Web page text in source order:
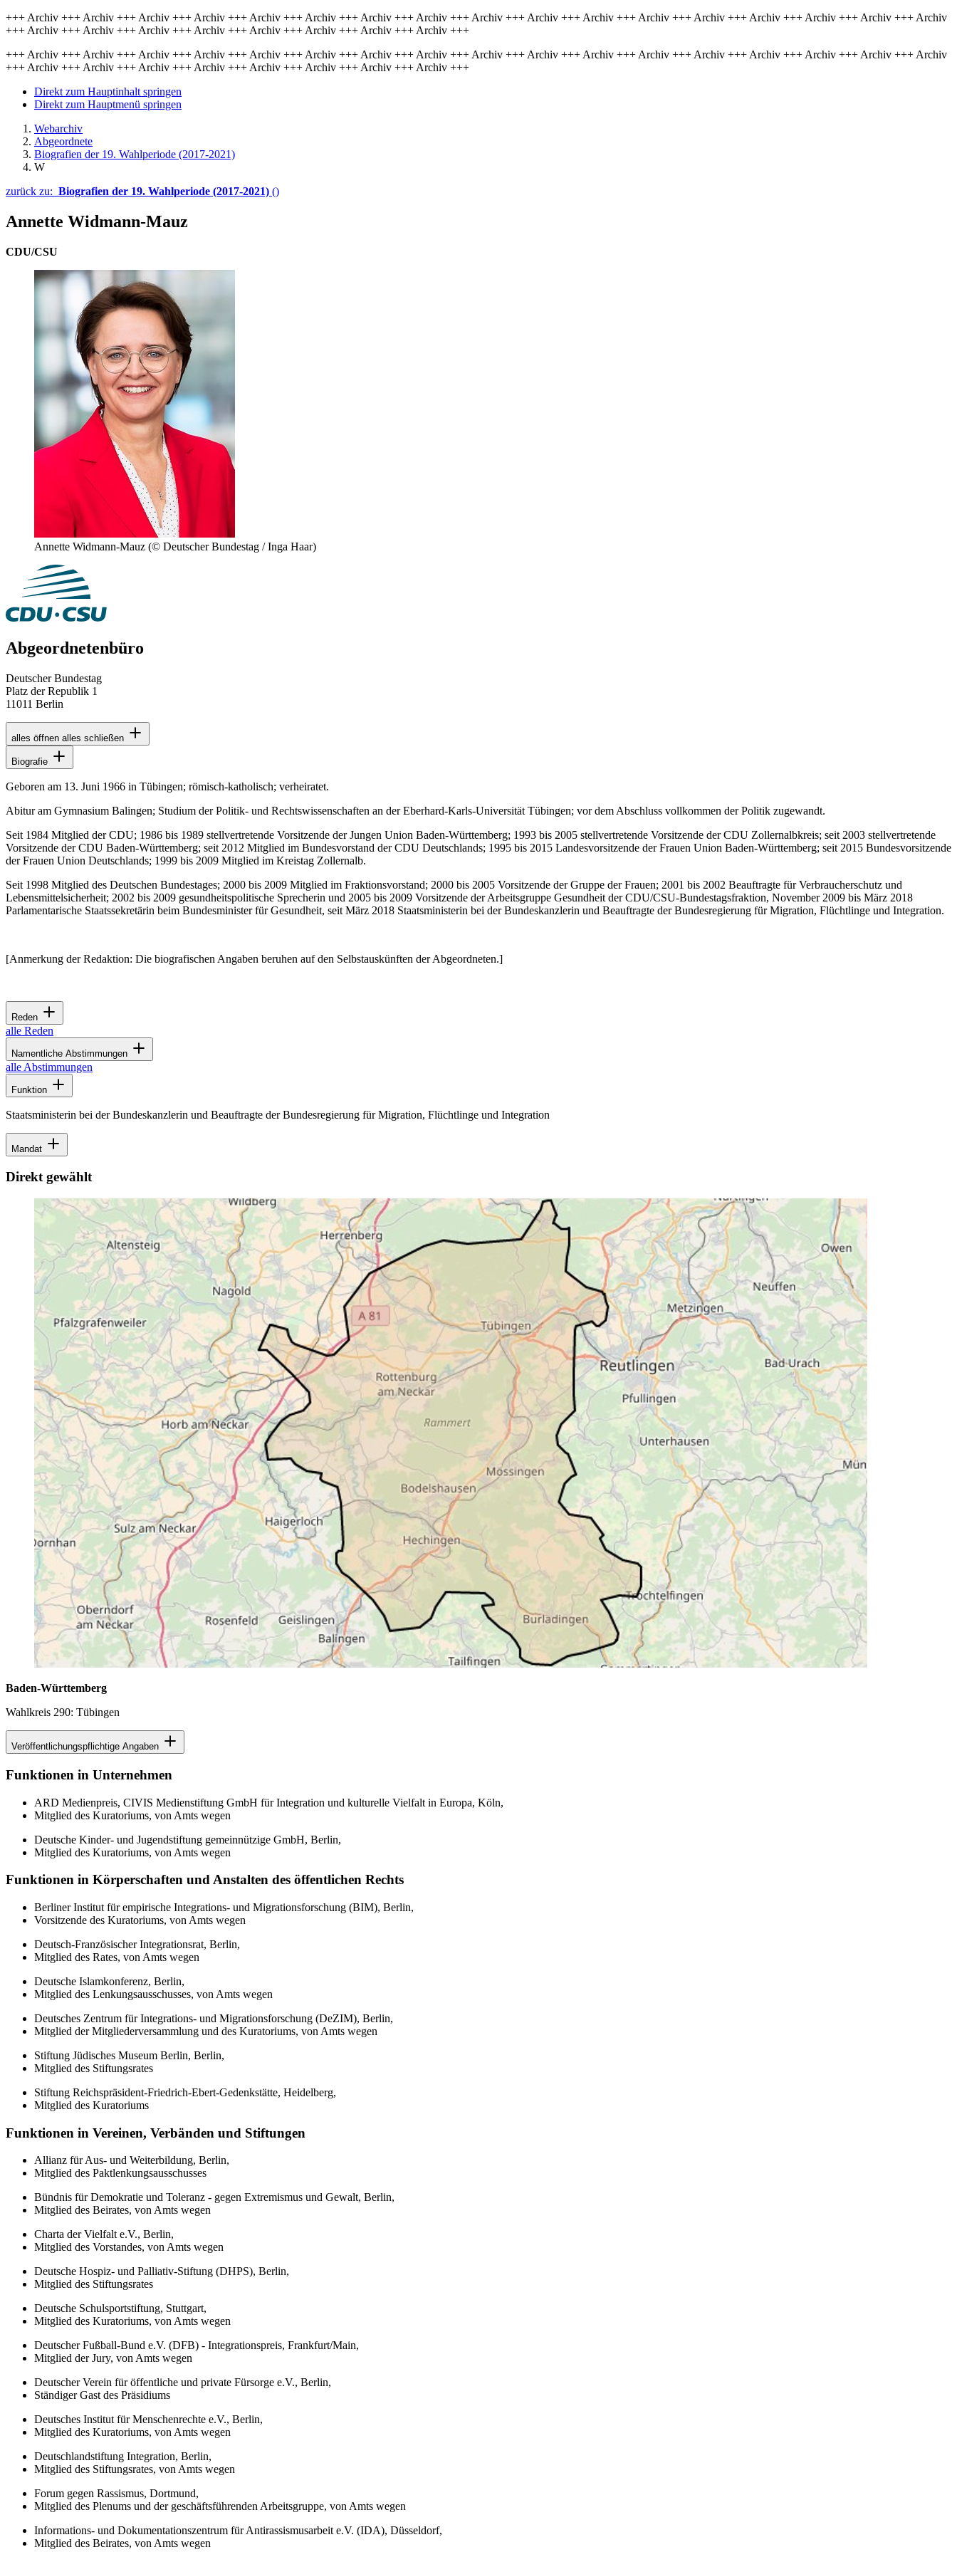
+++ Archiv +++ Archiv +++ Archiv +++ Archiv +++ Archiv +++ Archiv +++ Archiv +++ Archiv +++ Archiv +++ Archiv +++ Archiv +++ Archiv +++ Archiv +++ Archiv +++ Archiv +++ Archiv +++ Archiv
+++ Archiv +++ Archiv +++ Archiv +++ Archiv +++ Archiv +++ Archiv +++ Archiv +++ Archiv +++
+++ Archiv +++ Archiv +++ Archiv +++ Archiv +++ Archiv +++ Archiv +++ Archiv +++ Archiv +++ Archiv +++ Archiv +++ Archiv +++ Archiv +++ Archiv +++ Archiv +++ Archiv +++ Archiv +++ Archiv
+++ Archiv +++ Archiv +++ Archiv +++ Archiv +++ Archiv +++ Archiv +++ Archiv +++ Archiv +++
Direkt zum Hauptinhalt springen
Direkt zum Hauptmenü springen
Webarchiv
Abgeordnete
Biografien der 19. Wahlperiode (2017-2021)
W
zurück zu: Biografien der 19. Wahlperiode (2017-2021) ()
Annette Widmann-Mauz
CDU/CSU
Annette Widmann-Mauz (© Deutscher Bundestag / Inga Haar)
Abgeordnetenbüro
Deutscher Bundestag
Platz der Republik 1
11011 Berlin
alles öffnen alles schließen
Biografie
Geboren am 13. Juni 1966 in Tübingen; römisch-katholisch; verheiratet.
Abitur am Gymnasium Balingen; Studium der Politik- und Rechtswissenschaften an der Eberhard-Karls-Universität Tübingen; vor dem Abschluss vollkommen der Politik zugewandt.
Seit 1984 Mitglied der CDU; 1986 bis 1989 stellvertretende Vorsitzende der Jungen Union Baden-Württemberg; 1993 bis 2005 stellvertretende Vorsitzende der CDU Zollernalbkreis; seit 2003 stellvertretende
Vorsitzende der CDU Baden-Württemberg; seit 2012 Mitglied im Bundesvorstand der CDU Deutschlands; 1995 bis 2015 Landesvorsitzende der Frauen Union Baden-Württemberg; seit 2015 Bundesvorsitzende
der Frauen Union Deutschlands; 1999 bis 2009 Mitglied im Kreistag Zollernalb.
Seit 1998 Mitglied des Deutschen Bundestages; 2000 bis 2009 Mitglied im Fraktionsvorstand; 2000 bis 2005 Vorsitzende der Gruppe der Frauen; 2001 bis 2002 Beauftragte für Verbraucherschutz und
Lebensmittelsicherheit; 2002 bis 2009 gesundheitspolitische Sprecherin und 2005 bis 2009 Vorsitzende der Arbeitsgruppe Gesundheit der CDU/CSU-Bundestagsfraktion, November 2009 bis März 2018
Parlamentarische Staatssekretärin beim Bundesminister für Gesundheit, seit März 2018 Staatsministerin bei der Bundeskanzlerin und Beauftragte der Bundesregierung für Migration, Flüchtlinge und Integration.
[Anmerkung der Redaktion: Die biografischen Angaben beruhen auf den Selbstauskünften der Abgeordneten.]
Reden
alle Reden
Namentliche Abstimmungen
alle Abstimmungen
Funktion
Staatsministerin bei der Bundeskanzlerin und Beauftragte der Bundesregierung für Migration, Flüchtlinge und Integration
Mandat
Direkt gewählt
Baden-Württemberg
Wahlkreis 290: Tübingen
Veröffentlichungspflichtige Angaben
Funktionen in Unternehmen
ARD Medienpreis, CIVIS Medienstiftung GmbH für Integration und kulturelle Vielfalt in Europa, Köln,
Mitglied des Kuratoriums, von Amts wegen
Deutsche Kinder- und Jugendstiftung gemeinnützige GmbH, Berlin,
Mitglied des Kuratoriums, von Amts wegen
Funktionen in Körperschaften und Anstalten des öffentlichen Rechts
Berliner Institut für empirische Integrations- und Migrationsforschung (BIM), Berlin,
Vorsitzende des Kuratoriums, von Amts wegen
Deutsch-Französischer Integrationsrat, Berlin,
Mitglied des Rates, von Amts wegen
Deutsche Islamkonferenz, Berlin,
Mitglied des Lenkungsausschusses, von Amts wegen
Deutsches Zentrum für Integrations- und Migrationsforschung (DeZIM), Berlin,
Mitglied der Mitgliederversammlung und des Kuratoriums, von Amts wegen
Stiftung Jüdisches Museum Berlin, Berlin,
Mitglied des Stiftungsrates
Stiftung Reichspräsident-Friedrich-Ebert-Gedenkstätte, Heidelberg,
Mitglied des Kuratoriums
Funktionen in Vereinen, Verbänden und Stiftungen
Allianz für Aus- und Weiterbildung, Berlin,
Mitglied des Paktlenkungsausschusses
Bündnis für Demokratie und Toleranz - gegen Extremismus und Gewalt, Berlin,
Mitglied des Beirates, von Amts wegen
Charta der Vielfalt e.V., Berlin,
Mitglied des Vorstandes, von Amts wegen
Deutsche Hospiz- und Palliativ-Stiftung (DHPS), Berlin,
Mitglied des Stiftungsrates
Deutsche Schulsportstiftung, Stuttgart,
Mitglied des Kuratoriums, von Amts wegen
Deutscher Fußball-Bund e.V. (DFB) - Integrationspreis, Frankfurt/Main,
Mitglied der Jury, von Amts wegen
Deutscher Verein für öffentliche und private Fürsorge e.V., Berlin,
Ständiger Gast des Präsidiums
Deutsches Institut für Menschenrechte e.V., Berlin,
Mitglied des Kuratoriums, von Amts wegen
Deutschlandstiftung Integration, Berlin,
Mitglied des Stiftungsrates, von Amts wegen
Forum gegen Rassismus, Dortmund,
Mitglied des Plenums und der geschäftsführenden Arbeitsgruppe, von Amts wegen
Informations- und Dokumentationszentrum für Antirassismusarbeit e.V. (IDA), Düsseldorf,
Mitglied des Beirates, von Amts wegen